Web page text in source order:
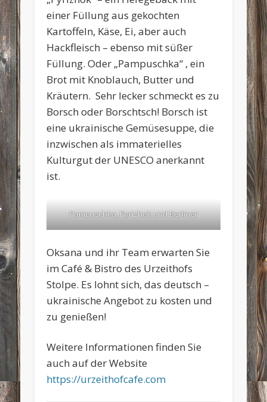
einer Füllung aus gekochten
Kartoffeln, Käse, Ei, aber auch
Hackfleisch – ebenso mit süßer
Füllung. Oder „Pampuschka“ , ein
Brot mit Knoblauch, Butter und
Kräutern. Sehr lecker schmeckt es zu
Borsch oder Borschtsch! Borsch ist
eine ukrainische Gemüsesuppe, die
inzwischen als immaterielles
Kulturgut der UNESCO anerkannt
ist.
Pampuschka, Pyrizhok und Berliner
Oksana und ihr Team erwarten Sie
im Café & Bistro des Urzeithofs
Stolpe. Es lohnt sich, das deutsch –
ukrainische Angebot zu kosten und
zu genießen!
Weitere Informationen finden Sie
auch auf der Website
https://urzeithofcafe.com